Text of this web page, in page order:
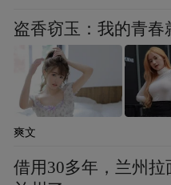
咱先唠国际足联的
看谁喊得响，首先
要么是附加赛里最
盗香窃玉：我的青春
爽文
借用30多年，兰州拉